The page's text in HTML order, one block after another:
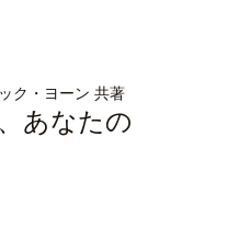
ク・ヨーン 共著
あなたの